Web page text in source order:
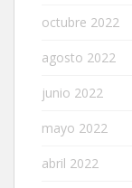
octubre 2022
agosto 2022
junio 2022
mayo 2022
abril 2022